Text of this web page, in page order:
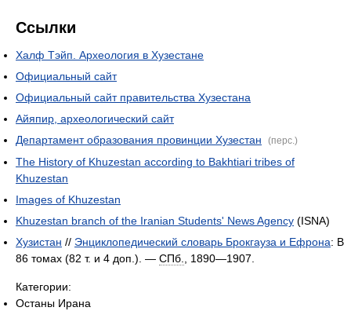
Ссылки
Халф Тэйп. Археология в Хузестане
Официальный сайт
Официальный сайт правительства Хузестана
Айяпир, археологический сайт
Департамент образования провинции Хузестан
(перс.)
The History of Khuzestan according to Bakhtiari tribes of
Khuzestan
Images of Khuzestan
Khuzestan branch of the Iranian Students' News Agency (ISNA)
Хузистан // Энциклопедический словарь Брокгауза и Ефрона: В
86 томах (82 т. и 4 доп.). — СПб., 1890—1907.
Категории:
Останы Ирана